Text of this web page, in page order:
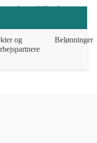
hestefolk, der
har lyst til at
startet hos Hestens
og
Belønninger